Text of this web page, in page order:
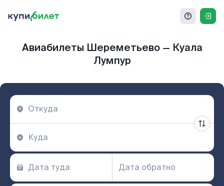
Авиабилеты Шереметьево — Куала
Лумпур